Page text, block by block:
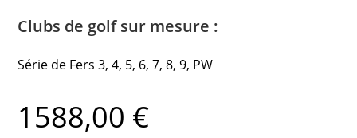
Clubs de golf sur mesure :
Série de Fers 3, 4, 5, 6, 7, 8, 9, PW
1588,00 €